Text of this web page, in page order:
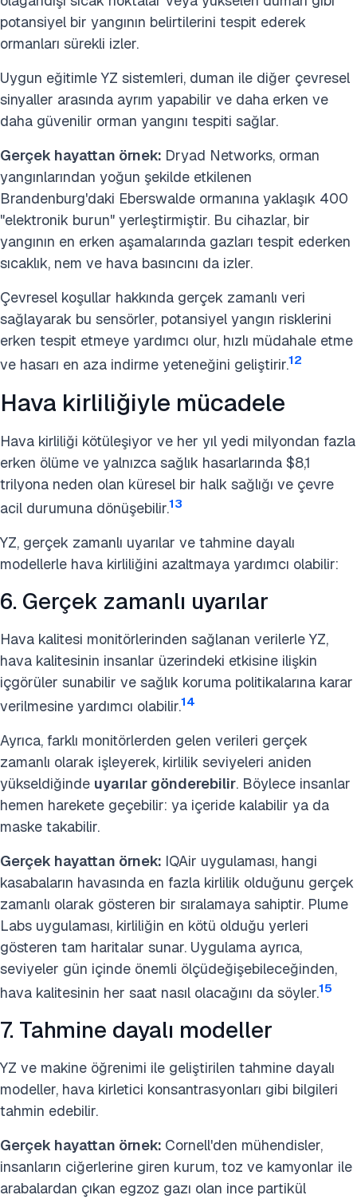
potansiyel bir yangının belirtilerini tespit ederek
ormanları sürekli izler.
Uygun eğitimle YZ sistemleri, duman ile diğer çevresel
sinyaller arasında ayrım yapabilir ve daha erken ve
daha güvenilir orman yangını tespiti sağlar.
Gerçek hayattan örnek: Dryad Networks, orman
yangınlarından yoğun şekilde etkilenen
Brandenburg'daki Eberswalde ormanına yaklaşık 400
"elektronik burun" yerleştirmiştir. Bu cihazlar, bir
yangının en erken aşamalarında gazları tespit ederken
sıcaklık, nem ve hava basıncını da izler.
Çevresel koşullar hakkında gerçek zamanlı veri
sağlayarak bu sensörler, potansiyel yangın risklerini
erken tespit etmeye yardımcı olur, hızlı müdahale etme
ve hasarı en aza indirme yeteneğini geliştirir.12
Hava kirliliğiyle mücadele
Hava kirliliği kötüleşiyor ve her yıl yedi milyondan fazla
erken ölüme ve yalnızca sağlık hasarlarında $8,1
trilyona neden olan küresel bir halk sağlığı ve çevre
acil durumuna dönüşebilir.13
YZ, gerçek zamanlı uyarılar ve tahmine dayalı
modellerle hava kirliliğini azaltmaya yardımcı olabilir:
6. Gerçek zamanlı uyarılar
Hava kalitesi monitörlerinden sağlanan verilerle YZ,
hava kalitesinin insanlar üzerindeki etkisine ilişkin
içgörüler sunabilir ve sağlık koruma politikalarına karar
verilmesine yardımcı olabilir.14
Ayrıca, farklı monitörlerden gelen verileri gerçek
zamanlı olarak işleyerek, kirlilik seviyeleri aniden
yükseldiğinde uyarılar gönderebilir. Böylece insanlar
hemen harekete geçebilir: ya içeride kalabilir ya da
maske takabilir.
Gerçek hayattan örnek: IQAir uygulaması, hangi
kasabaların havasında en fazla kirlilik olduğunu gerçek
zamanlı olarak gösteren bir sıralamaya sahiptir. Plume
Labs uygulaması, kirliliğin en kötü olduğu yerleri
gösteren tam haritalar sunar. Uygulama ayrıca,
seviyeler gün içinde önemli ölçüdeğişebileceğinden,
hava kalitesinin her saat nasıl olacağını da söyler.15
7. Tahmine dayalı modeller
YZ ve makine öğrenimi ile geliştirilen tahmine dayalı
modeller, hava kirletici konsantrasyonları gibi bilgileri
tahmin edebilir.
Gerçek hayattan örnek: Cornell'den mühendisler,
insanların ciğerlerine giren kurum, toz ve kamyonlar ile
arabalardan çıkan egzoz gazı olan ince partikül